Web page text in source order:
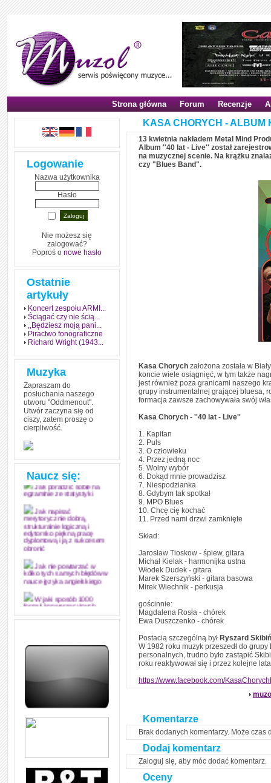
Strona główna Forum Recenzje
Logowanie
Nazwa użytkownika
Hasło
Nie możesz się
zalogować?
Poproś o nowe hasło
Ostatnie
artykuły
Koncert zespołu ARMI...
Ściągać czy nie ścią...
,,Będziesz moją pani...
Piractwo fonograficzne
Richard Wright (1943...
Muzyka
Zapraszam do
posłuchania naszego
utworu "Oddmenout".
Utwór zaczyna się od
ciszy, zatem proszę o
cierpliwość.
Naucz się:
Jak stworzyć fenomen
egzamin? Poznaj metody
Jak poradzić sobie na
egzaminie ze statystyki
Jak napisać
merytorycznie dobrą,
strukturalnie logiczną i
edytorsko piękną pracę
dyplomową i ją z sukcesem
obronić
Jak nie powtarzać w
kółko tych samych błędów w
nauce języka angielskiego
W jaki sposób 1000
pozwoli Ci opanować język
zapamiętasz
zrozumiale wytłumaczył, na
(reported speech) w języku
angielskim
dłużej!
KASA CHORYCH - ALBUM
13 kwietnia nakładem Metal Mind
Album ''40 lat - Live'' został
na muzycznej scenie. Na krążku
czy "Blues Band".
Kasa Chorych założona została w
koncie wiele osiągnięć, w tym także
jest również poza granicami naszego
grupy instrumentalnej grającej bluesa,
formacja zawsze zachowywała swój
Kasa Chorych - ''40 lat - Live''
1. Kapitan
2. Puls
3. O człowieku
4. Przez jedną noc
5. Wolny wybór
6. Dokąd mnie prowadzisz
7. Niespodzianka
8. Gdybym tak spotkał
9. MPO Blues
10. Chcę cię kochać
11. Przed nami drzwi zamknięte
Skład:
Jarosław Tioskow - śpiew, gitara
Michał Kielak - harmonijka ustna
Włodek Dudek - gitara
Marek Szerszyński - gitara basowa
Mirek Wiechnik - perkusja
gościnnie:
Magdalena Rosła - chórek
Ewa Duszczenko - chórek
Postacią szczególną był Ryszard
W 1982 roku muzyk przeszedł do
personalnych, trudno było zastąpić
roku reaktywował się i przez kolejne
https://www.facebook.com/
Komentarze
Brak dodanych komentarzy. Może czas
Dodaj komentarz
Zaloguj się, aby móc dodać komentarz.
Oceny